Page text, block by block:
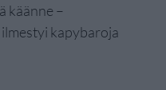
käänne –
kapybaroja